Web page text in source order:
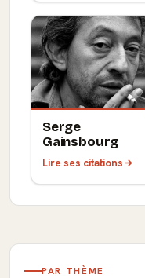
Serge
Gainsbourg
Lire ses citations
PAR THÈME